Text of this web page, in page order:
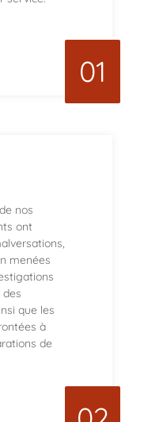
01
nos
ont
menées
que les
à
de